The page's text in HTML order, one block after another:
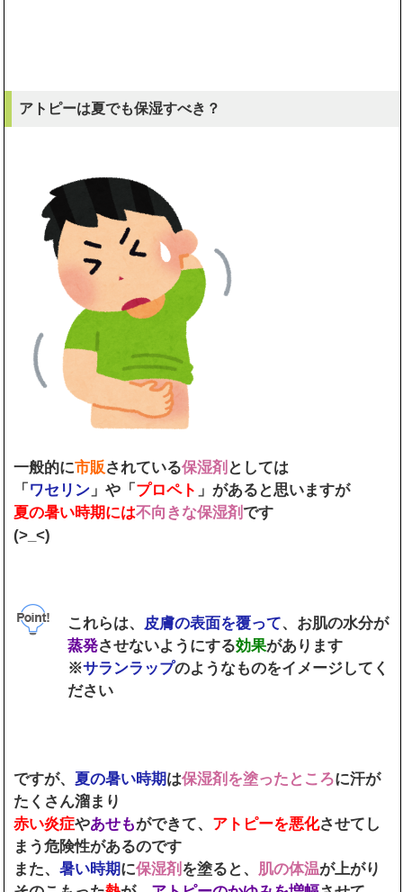
アトピーは夏でも保湿すべき？
一般的に市販されている保湿剤 としては
「 ワセリン 」や「 プロペト 」があると思いますが
夏の暑い時期には不向きな保湿剤です
(>_<)
これらは、 皮膚の表面を覆って、お肌の水分が
蒸発させないようにする効果があります
※サランラップのようなものをイメージしてく
ださい
ですが、夏の暑い時期は保湿剤を塗ったところに汗が
たくさん溜まり
赤い炎症やあせもができて、 アトピーを悪化させてし
まう危険性があるのです
また、暑い時期に保湿剤 を塗ると、 肌の体温が上がり